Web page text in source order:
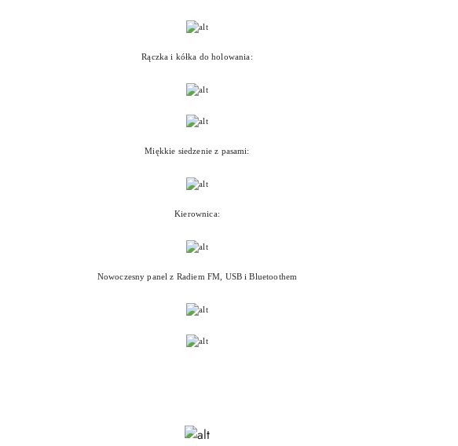
Rączka i kółka do holowania:
Miękkie siedzenie z pasami:
Kierownica:
Nowoczesny panel z Radiem FM, USB i Bluetoothem